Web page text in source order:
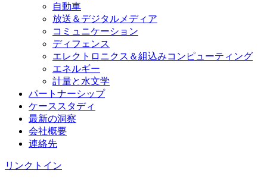
自動車
放送＆デジタルメディア
コミュニケーション
ディフェンス
エレクトロニクス＆組込みコンピューティング
エネルギー
計量と水文学
パートナーシップ
ケーススタディ
最新の洞察
会社概要
連絡先
リンクトイン